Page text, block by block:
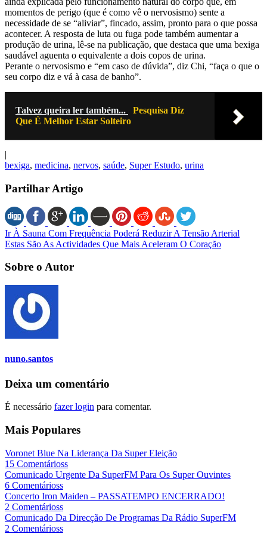
momentos de perigo (que é como vê o nervosismo) sente a
necessidade de se “aliviar”, fincado, assim, pronto para o que possa
acontecer. A resposta de luta ou fuga pode também aumentar a
produção de urina, lê-se na publicação, que destaca que uma bexiga
saudável aguenta o equivalente a dois copos de urina.
Perante o nervosismo e “em caso de dúvida”, diz Chi, “faça o que o
seu corpo diz e vá à casa de banho”.
Talvez queira ler também...
Pesquisa Diz
Que É Melhor Estar Solteiro
|
bexiga, medicina, nervos, saúde, Super Estudo, urina
Partilhar Artigo
Ir À Sauna Com Frequência Poderá Reduzir A Tensão Arterial
Estas São As Actividades Que Mais Aceleram O Coração
Sobre o Autor
nuno.santos
Deixa um comentário
É necessário fazer login para comentar.
Mais Populares
Voronet Blue Na Liderança Da Super Eleição
15 Comentárioss
Comunicado Urgente Da SuperFM Para Os Super Ouvintes
6 Comentárioss
Concerto Iron Maiden – PASSATEMPO ENCERRADO!
2 Comentárioss
Comunicado Da Direcção De Programas Da Rádio SuperFM
2 Comentárioss